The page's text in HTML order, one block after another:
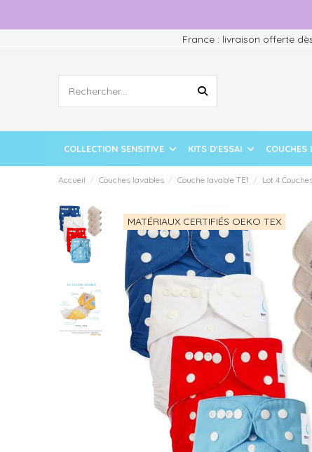
France : livraison offerte
COLLECTION SENSITIVE KITS D'ESSAI COUCHES
Accueil Couches lavables Couche lavable TE1 Lot 4
MATÉRIAUX CERTIFIÉS OEKO TEX